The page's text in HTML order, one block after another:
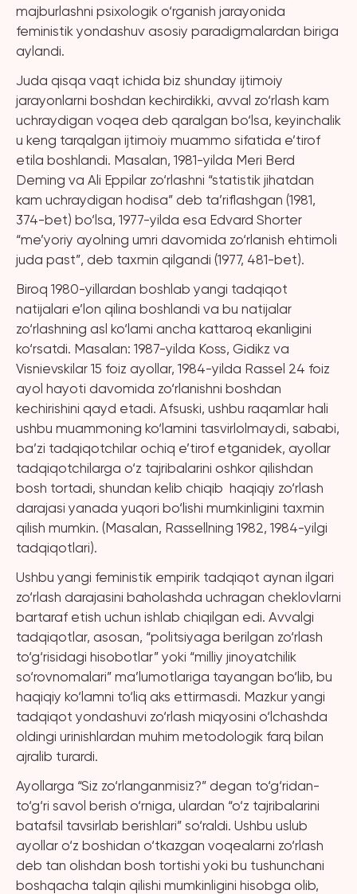
majburlashni psixologik o‘rganish jarayonida
feministik yondashuv asosiy paradigmalardan biriga
aylandi.
Juda qisqa vaqt ichida biz shunday ijtimoiy
jarayonlarni boshdan kechirdikki, avval zo‘rlash kam
uchraydigan voqea deb qaralgan bo‘lsa, keyinchalik
u keng tarqalgan ijtimoiy muammo sifatida e’tirof
etila boshlandi. Masalan, 1981-yilda Meri Berd
Deming va Ali Eppilar zo‘rlashni “statistik jihatdan
kam uchraydigan hodisa” deb ta’riflashgan (1981,
374-bet) bo‘lsa, 1977-yilda esa Edvard Shorter
“me’yoriy ayolning umri davomida zo‘rlanish ehtimoli
juda past”, deb taxmin qilgandi (1977, 481-bet).
Biroq 1980-yillardan boshlab yangi tadqiqot
natijalari e’lon qilina boshlandi va bu natijalar
zo‘rlashning asl ko‘lami ancha kattaroq ekanligini
ko‘rsatdi. Masalan: 1987-yilda Koss, Gidikz va
Visnievskilar 15 foiz ayollar, 1984-yilda Rassel 24 foiz
ayol hayoti davomida zo‘rlanishni boshdan
kechirishini qayd etadi. Afsuski, ushbu raqamlar hali
ushbu muammoning ko‘lamini tasvirlolmaydi, sababi,
ba’zi tadqiqotchilar ochiq e’tirof etganidek, ayollar
tadqiqotchilarga o‘z tajribalarini oshkor qilishdan
bosh tortadi, shundan kelib chiqib haqiqiy zo‘rlash
darajasi yanada yuqori bo‘lishi mumkinligini taxmin
qilish mumkin. (Masalan, Rassellning 1982, 1984-yilgi
tadqiqotlari).
Ushbu yangi feministik empirik tadqiqot aynan ilgari
zo‘rlash darajasini baholashda uchragan cheklovlarni
bartaraf etish uchun ishlab chiqilgan edi. Avvalgi
tadqiqotlar, asosan, “politsiyaga berilgan zo‘rlash
to‘g‘risidagi hisobotlar” yoki “milliy jinoyatchilik
so‘rovnomalari” ma’lumotlariga tayangan bo‘lib, bu
haqiqiy ko‘lamni to‘liq aks ettirmasdi. Mazkur yangi
tadqiqot yondashuvi zo‘rlash miqyosini o‘lchashda
oldingi urinishlardan muhim metodologik farq bilan
ajralib turardi.
Ayollarga “Siz zo‘rlanganmisiz?” degan to‘g‘ridan-
to‘g‘ri savol berish o‘rniga, ulardan “o‘z tajribalarini
batafsil tavsirlab berishlari” so‘raldi. Ushbu uslub
ayollar o‘z boshidan o‘tkazgan voqealarni zo‘rlash
deb tan olishdan bosh tortishi yoki bu tushunchani
boshqacha talqin qilishi mumkinligini hisobga olib,